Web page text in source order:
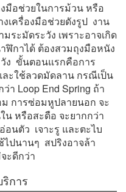
มือช่วยในการม้วน หรือ
เครื่องมือช่วยดังรูป งาน
ระมัดระวัง เพราะอาจเกิด
ฬิกาได้ ต้องสวมถุงมือหนัง
ง ขั้นตอนแรกคือการ
ะใช้ลวดมัดลาน กรณีเป็น
า Loop End Spring ถ้า
การซ่อมหูปลายนอก จะ
น หรือสะดือ จะยากกว่า
นตัว เจาะรู และตะไบ
ปนานๆ สปริงอาจล้า
ะดีกว่า
การ